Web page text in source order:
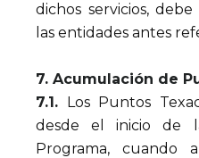
dichos servicios,
las entidades antes
7. Acumulación de
7.1. Los Puntos
desde el inicio de
Programa, cuando